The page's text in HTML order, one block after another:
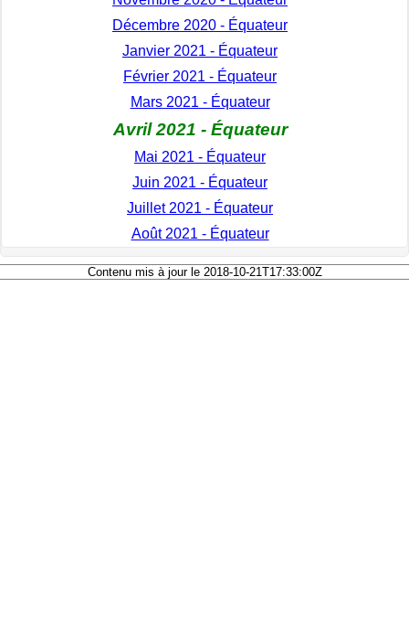
Décembre 2020 - Équateur
Janvier 2021 - Équateur
Février 2021 - Équateur
Mars 2021 - Équateur
Avril 2021 - Équateur
Mai 2021 - Équateur
Juin 2021 - Équateur
Juillet 2021 - Équateur
Août 2021 - Équateur
Contenu mis à jour le 2018-10-21T17:33:00Z